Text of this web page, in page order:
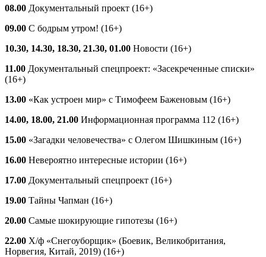
08.00 Документальный проект (16+)
09.00 С бодрым утром! (16+)
10.30, 14.30, 18.30, 21.30, 01.00 Новости (16+)
11.00 Документальный спецпроект: «Засекреченные списки»
(16+)
13.00 «Как устроен мир» с Тимофеем Баженовым (16+)
14.00, 18.00, 21.00 Информационная программа 112 (16+)
15.00 «Загадки человечества» с Олегом Шишкиным (16+)
16.00 Невероятно интересные истории (16+)
17.00 Документальный спецпроект (16+)
19.00 Тайны Чапман (16+)
20.00 Самые шокирующие гипотезы (16+)
22.00 Х/ф «Снегоуборщик» (Боевик, Великобритания,
Норвегия, Китай, 2019) (16+)